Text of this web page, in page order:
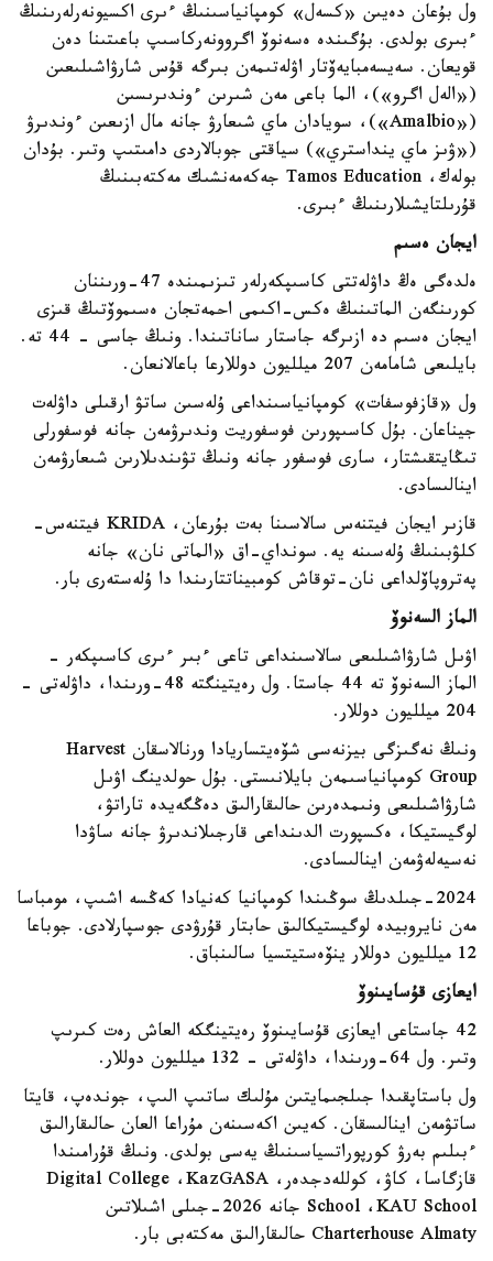
ول بۇعان دەيىن «كسەل» كومپانياسىنىڭ ءىرى اكسيونەرلەرىنىڭ
ءبىرى بولدى. بۇگىندە ەسەنوۆ اگروونەركاسىپ باعىتىنا دەن
قويعان. سەيسەمبايەۆتار اۋلەتىمەن بىرگە قۇس شارۋاشىلىعىن
(«الەل اگرو»)، الما باعى مەن شىرىن ءوندىرىسىن
(«Amalbio»)، سويادان ماي شىعارۋ جانە مال ازىعىن ءوندىرۋ
(«ۋىز ماي ينداستري») سياقتى جوبالاردى دامىتىپ وتىر. بۇدان
بولەك، Tamos Education جەكەمەنشىك مەكتەبىنىڭ
قۇرىلتايشىلارىنىڭ ءبىرى.
ايجان ەسىم
ەلدەگى ەڭ داۋلەتتى كاسىپكەرلەر تىزىمىندە 47-ورىننان
كورىنگەن الماتىنىڭ ەكس-اكىمى احمەتجان ەسىموۆتىڭ قىزى
ايجان ەسىم دە ازىرگە جاستار ساناتىندا. ونىڭ جاسى - 44 تە.
بايلىعى شامامەن 207 ميلليون دوللارعا باعالانعان.
ول «قازفوسفات» كومپانياسىنداعى ۇلەسىن ساتۋ ارقىلى داۋلەت
جيناعان. بۇل كاسىپورىن فوسفوريت وندىرۋمەن جانە فوسفورلى
تىڭايتقىشتار، سارى فوسفور جانە ونىڭ تۋىندىلارىن شىعارۋمەن
اينالىسادى.
قازىر ايجان فيتنەس سالاسىنا بەت بۇرعان، KRIDA فيتنەس-
كلۋبىنىڭ ۇلەسىنە يە. سونداي-اق «الماتى نان» جانە
پەتروپاۆلداعى نان-توقاش كومبيناتتارىندا دا ۇلەستەرى بار.
الماز السەنوۆ
اۋىل شارۋاشىلىعى سالاسىنداعى تاعى ءبىر ءىرى كاسىپكەر -
الماز السەنوۆ تە 44 جاستا. ول رەيتينگتە 48-ورىندا، داۋلەتى -
204 ميلليون دوللار.
ونىڭ نەگىزگى بيزنەسى شۆەيتساريادا ورنالاسقان Harvest
Group كومپانياسىمەن بايلانىستى. بۇل حولدينگ اۋىل
شارۋاشىلىعى ونىمدەرىن حالىقارالىق دەڭگەيدە تاراتۋ،
لوگيستيكا، ەكسپورت الدىنداعى قارجىلاندىرۋ جانە ساۋدا
نەسيەلەۋمەن اينالىسادى.
2024-جىلدىڭ سوڭىندا كومپانيا كەنيادا كەڭسە اشىپ، مومباسا
مەن نايروبيدە لوگيستيكالىق حابتار قۇرۋدى جوسپارلادى. جوباعا
12 ميلليون دوللار ينۆەستيتسيا سالىنباق.
ايعازى قۇسايىنوۆ
42 جاستاعى ايعازى قۇسايىنوۆ رەيتينگكە العاش رەت كىرىپ
وتىر. ول 64-ورىندا، داۋلەتى - 132 ميلليون دوللار.
ول باستاپقىدا جىلجىمايتىن مۇلىك ساتىپ الىپ، جوندەپ، قايتا
ساتۋمەن اينالىسقان. كەيىن اكەسىنەن مۇراعا العان حالىقارالىق
ءبىلىم بەرۋ كورپوراتسياسىنىڭ يەسى بولدى. ونىڭ قۇرامىندا
قازگاسا، كاۋ، كوللەدجدەر، Digital College ،KazGASA
School ،KAU School جانە 2026-جىلى اشىلاتىن
Charterhouse Almaty حالىقارالىق مەكتەبى بار.